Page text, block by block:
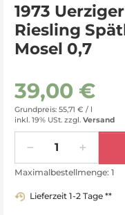
1973
Riesling
Mosel 0,7
39,00 €
Grundpreis: 55,71 € / l
inkl. 19% USt. zzgl. Versand
Maximalbestellmenge: 1
Lieferzeit 1-2 Tage **